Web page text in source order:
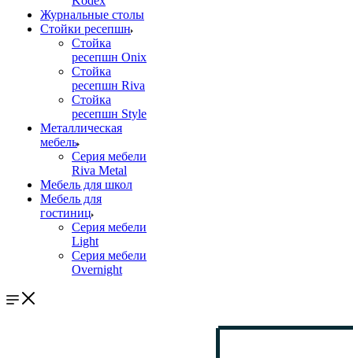
Журнальные столы
Стойки ресепшн
Стойка
ресепшн Onix
Стойка
ресепшн Riva
Стойка
ресепшн Style
Металлическая
мебель
Серия мебели
Riva Metal
Мебель для школ
Мебель для
гостиниц
Серия мебели
Light
Серия мебели
Overnight